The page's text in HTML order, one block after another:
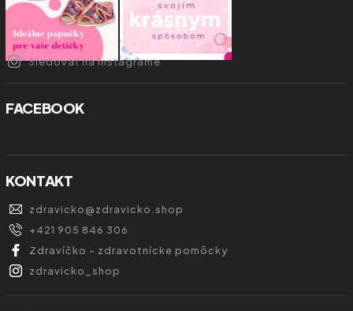
Sledovať na Instagrame
FACEBOOK
KONTAKT
zdravicko@zdravicko.shop
+421 905 846 306
Zdravíčko - zdravotnícke pomôcky
zdravicko_shop